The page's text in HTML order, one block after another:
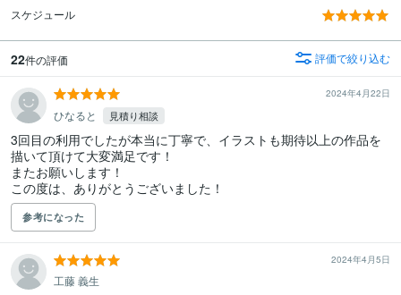
スケジュール
22件の評価 評価で絞り込む
2024年4月22日
ひなると 見積り相談
3回目の利用でしたが本当に丁寧で、イラストも期待以上の作品を
描いて頂けて大変満足です！
またお願いします！
この度は、ありがとうございました！
参考になった
2024年4月5日
工藤 義生